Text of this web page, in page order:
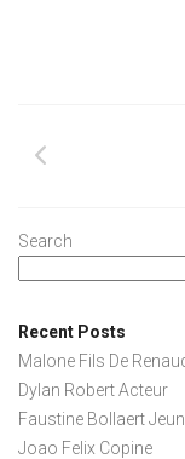
Search
Recent Posts
Malone Fils De
Dylan Robert Acteur
Faustine Bollaert
Joao Felix Copine